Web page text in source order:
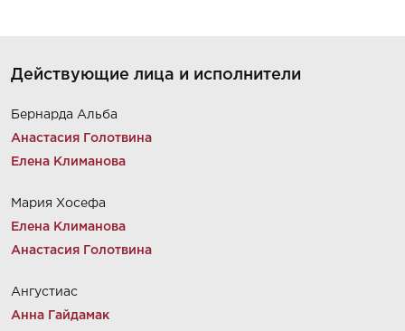
Действующие лица и исполнители
Бернарда Альба
Анастасия Голотвина
Елена Климанова
Мария Хосефа
Елена Климанова
Анастасия Голотвина
Ангустиас
Анна Гайдамак